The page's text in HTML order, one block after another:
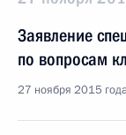
Заявление
по вопросам
27 ноября 2015